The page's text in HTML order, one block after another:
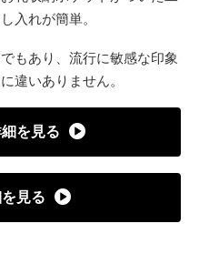
入れが簡単。
もあり、流行に敏感な印象
違いありません。
を見る
見る